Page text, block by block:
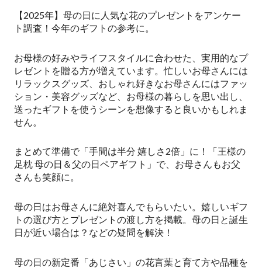
【2025年】母の日に人気な花のプレゼントをアンケー
ト調査！今年のギフトの参考に。
お母様の好みやライフスタイルに合わせた、実用的なプ
レゼントを贈る方が増えています。忙しいお母さんには
リラックスグッズ、おしゃれ好きなお母さんにはファッ
ション・美容グッズなど、お母様の暮らしを思い出し、
送ったギフトを使うシーンを想像すると良いかもしれま
せん。
まとめて準備で「手間は半分 嬉しさ2倍」に！「王様の
足枕 母の日＆父の日ペアギフト」で、お母さんもお父
さんも笑顔に。
母の日はお母さんに絶対喜んでもらいたい。嬉しいギフ
トの選び方とプレゼントの渡し方を掲載。母の日と誕生
日が近い場合は？などの疑問を解決！
母の日の新定番「あじさい」の花言葉と育て方や品種を